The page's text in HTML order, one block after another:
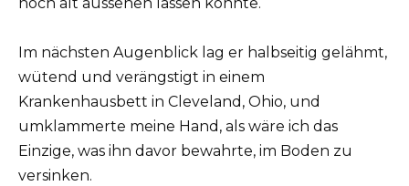
Im nächsten Augenblick lag er halbseitig gelähmt,
wütend und verängstigt in einem
Krankenhausbett in Cleveland, Ohio, und
umklammerte meine Hand, als wäre ich das
Einzige, was ihn davor bewahrte, im Boden zu
versinken.